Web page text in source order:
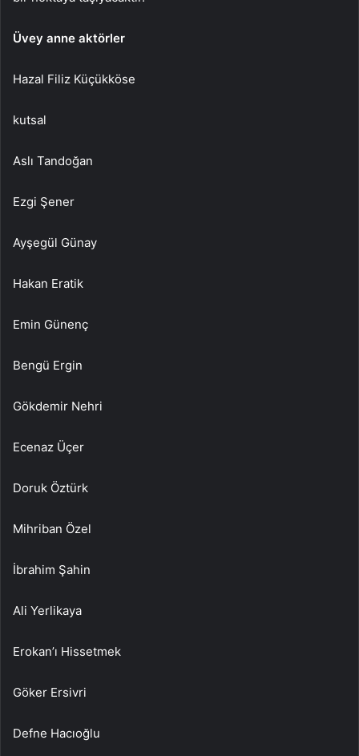
Üvey anne aktörler
Hazal Filiz Küçükköse
kutsal
Aslı Tandoğan
Ezgi Şener
Ayşegül Günay
Hakan Eratik
Emin Günenç
Bengü Ergin
Gökdemir Nehri
Ecenaz Üçer
Doruk Öztürk
Mihriban Özel
İbrahim Şahin
Ali Yerlikaya
Erokan’ı Hissetmek
Göker Ersivri
Defne Hacıoğlu